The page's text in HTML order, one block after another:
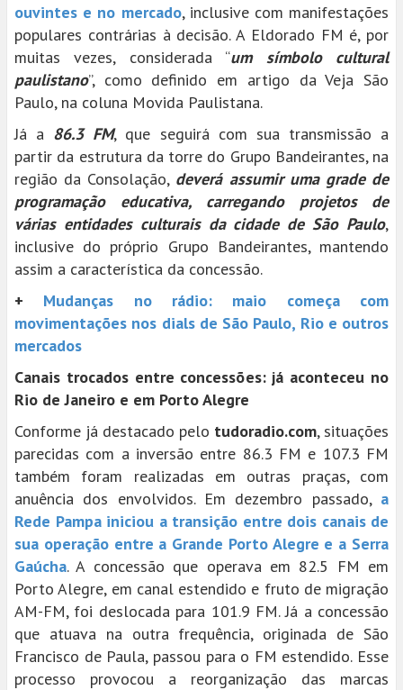
ouvintes e no mercado, inclusive com manifestações
populares contrárias à decisão. A Eldorado FM é, por
muitas vezes, considerada “um símbolo cultural
paulistano”, como definido em artigo da Veja São
Paulo, na coluna Movida Paulistana.
Já a 86.3 FM, que seguirá com sua transmissão a
partir da estrutura da torre do Grupo Bandeirantes, na
região da Consolação, deverá assumir uma grade de
programação educativa, carregando projetos de
várias entidades culturais da cidade de São Paulo,
inclusive do próprio Grupo Bandeirantes, mantendo
assim a característica da concessão.
+ Mudanças no rádio: maio começa com
movimentações nos dials de São Paulo, Rio e outros
mercados
Canais trocados entre concessões: já aconteceu no
Rio de Janeiro e em Porto Alegre
Conforme já destacado pelo tudoradio.com, situações
parecidas com a inversão entre 86.3 FM e 107.3 FM
também foram realizadas em outras praças, com
anuência dos envolvidos. Em dezembro passado, a
Rede Pampa iniciou a transição entre dois canais de
sua operação entre a Grande Porto Alegre e a Serra
Gaúcha. A concessão que operava em 82.5 FM em
Porto Alegre, em canal estendido e fruto de migração
AM-FM, foi deslocada para 101.9 FM. Já a concessão
que atuava na outra frequência, originada de São
Francisco de Paula, passou para o FM estendido. Esse
processo provocou a reorganização das marcas